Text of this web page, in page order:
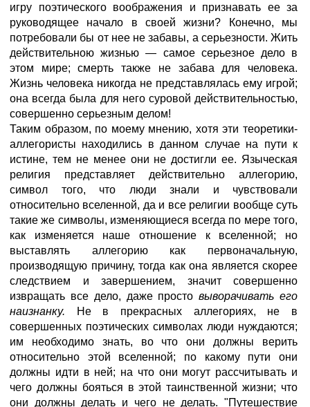
игру поэтического воображения и признавать ее за
руководящее начало в своей жизни? Конечно, мы
потребовали бы от нее не забавы, а серьезности. Жить
действительною жизнью — самое серьезное дело в
этом мире; смерть также не забава для человека.
Жизнь человека никогда не представлялась ему игрой;
она всегда была для него суровой действительностью,
совершенно серьезным делом!
Таким образом, по моему мнению, хотя эти теоретики-
аллегористы находились в данном случае на пути к
истине, тем не менее они не достигли ее. Языческая
религия представляет действительно аллегорию,
символ того, что люди знали и чувствовали
относительно вселенной, да и все религии вообще суть
такие же символы, изменяющиеся всегда по мере того,
как изменяется наше отношение к вселенной; но
выставлять аллегорию как первоначальную,
производящую причину, тогда как она является скорее
следствием и завершением, значит совершенно
извращать все дело, даже простовыворачивать его
наизнанку. Не в прекрасных аллегориях, не в
совершенных поэтических символах люди нуждаются;
им необходимо знать, во что они должны верить
относительно этой вселенной; по какому пути они
должны идти в ней; на что они могут рассчитывать и
чего должны бояться в этой таинственной жизни; что
они должны делать и чего не делать. "Путешествие